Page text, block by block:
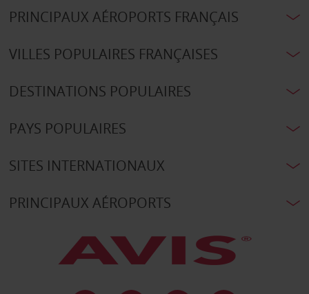
PRINCIPAUX AÉROPORTS FRANÇAIS
VILLES POPULAIRES FRANÇAISES
DESTINATIONS POPULAIRES
PAYS POPULAIRES
SITES INTERNATIONAUX
PRINCIPAUX AÉROPORTS